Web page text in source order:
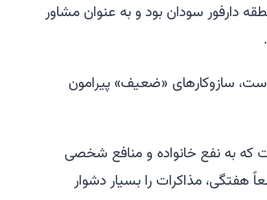
منطقه دارفور سودان بود و به عنوان مشاور
سازوکارهای «ضعیف» پیرامون
که به نفع خانواده و منافع شخصی
هفتگی، مذاکرات را بسیار دشوار